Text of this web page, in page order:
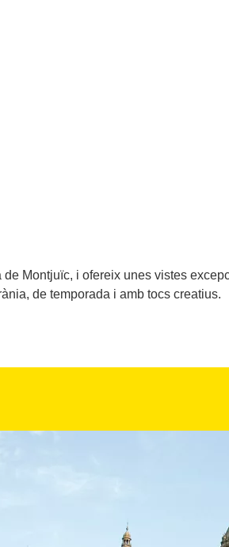
Montjuïc, i ofereix unes vistes
de temporada i amb tocs creatius.